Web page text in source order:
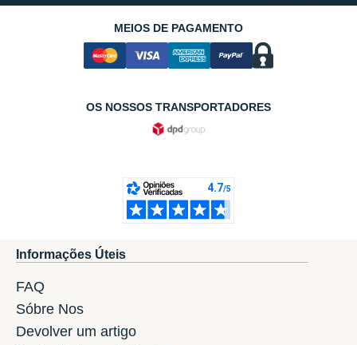
MEIOS DE PAGAMENTO
OS NOSSOS TRANSPORTADORES
Informações Úteis
FAQ
Sóbre Nos
Devolver um artigo